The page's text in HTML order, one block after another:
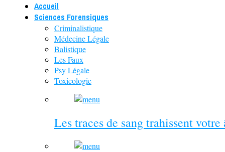
Accueil
Sciences Forensiques
Criminalistique
Médecine Légale
Balistique
Les Faux
Psy Légale
Toxicologie
Les traces de sang trahissent votre